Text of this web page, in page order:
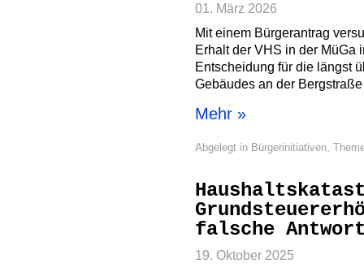
01. März 2026
Mit einem Bürgerantrag
Erhalt der VHS in der MüGa
Entscheidung für die längst
Gebäudes an der
Mehr »
Abgelegt in Bürgerinitiativen,
falsche
19. Oktober 2025